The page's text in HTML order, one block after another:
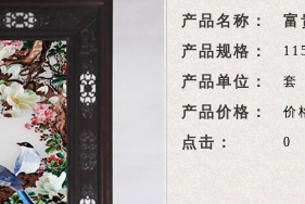
产品名称：
富
产品规格：
产品单位： 套
产品价格： 价
点击： 0